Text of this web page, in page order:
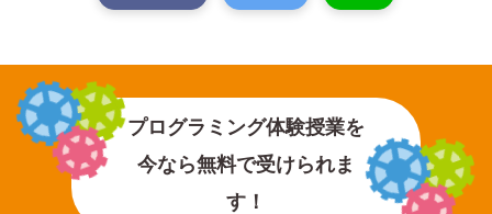
プログラミング体験授業を
今なら無料で受けられま
す！